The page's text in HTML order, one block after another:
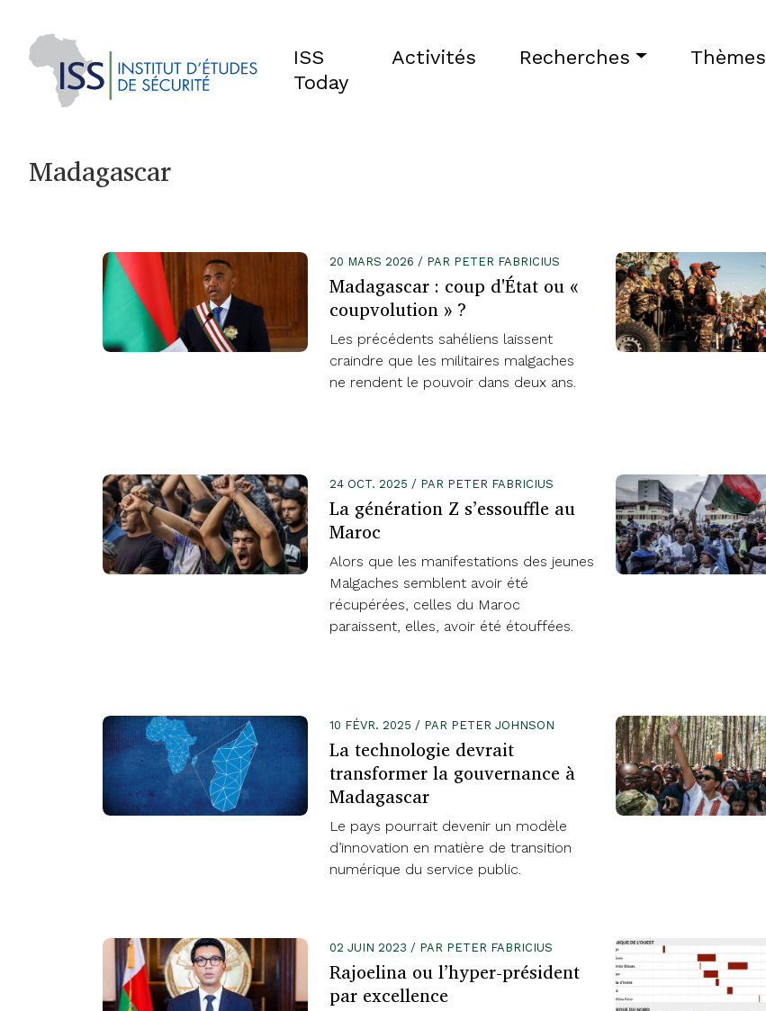
ISS
Today
Activités Recherches Thèmes
Madagascar
20 MARS 2026 / PAR PETER FABRICIUS
Madagascar : coup d'État ou «
coupvolution » ?
Les précédents sahéliens laissent
craindre que les militaires malgaches
ne rendent le pouvoir dans deux ans.
24 OCT. 2025 / PAR PETER FABRICIUS
La génération Z s’essouffle au
Maroc
Alors que les manifestations des jeunes
Malgaches semblent avoir été
récupérées, celles du Maroc
paraissent, elles, avoir été étouffées.
10 FÉVR. 2025 / PAR PETER JOHNSON
La technologie devrait
transformer la gouvernance à
Madagascar
Le pays pourrait devenir un modèle
d’innovation en matière de transition
numérique du service public.
02 JUIN 2023 / PAR PETER FABRICIUS
Rajoelina ou l’hyper-président
par excellence